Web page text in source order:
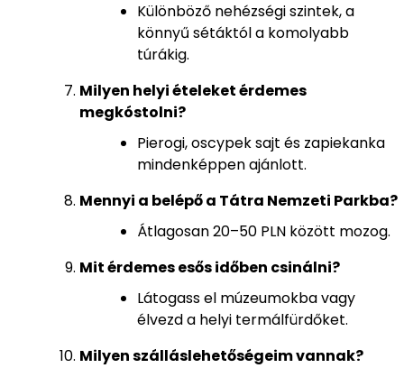
Különböző nehézségi szintek, a
könnyű sétáktól a komolyabb
túrákig.
Milyen helyi ételeket érdemes
megkóstolni?
Pierogi, oscypek sajt és zapiekanka
mindenképpen ajánlott.
Mennyi a belépő a Tátra Nemzeti Parkba?
Átlagosan 20–50 PLN között mozog.
Mit érdemes esős időben csinálni?
Látogass el múzeumokba vagy
élvezd a helyi termálfürdőket.
Milyen szálláslehetőségeim vannak?